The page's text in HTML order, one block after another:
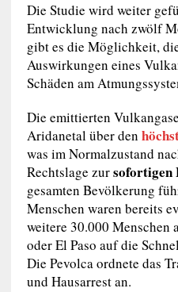
Die Studie wird weiter
Entwicklung nach zwölf
gibt es die Möglichkeit,
Auswirkungen eines
Schäden am
Die emittierten
Aridanetal über den
was im Normalzustand
Rechtslage zursofortigen
gesamten Bevölkerung
Menschen waren bereits
weitere 30.000 Menschen
oder El Paso auf die
Die Pevolca ordnete das
und Hausarrest an.